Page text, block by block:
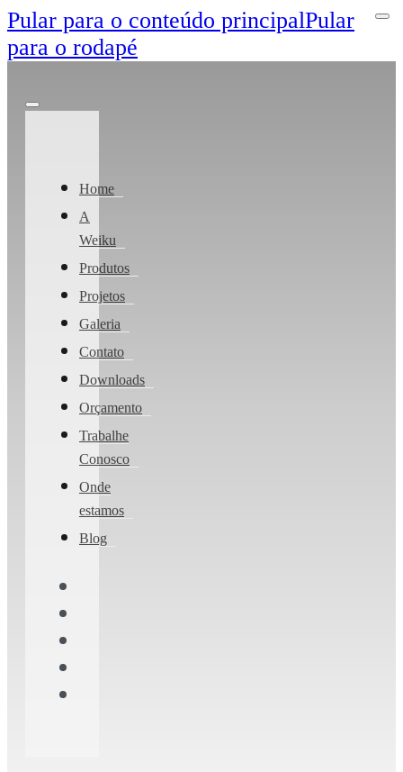
Pular para o conteúdo principalPular
para o rodapé
Home
A
Weiku
Produtos
Projetos
Galeria
Contato
Downloads
Orçamento
Trabalhe
Conosco
Onde
estamos
Blog